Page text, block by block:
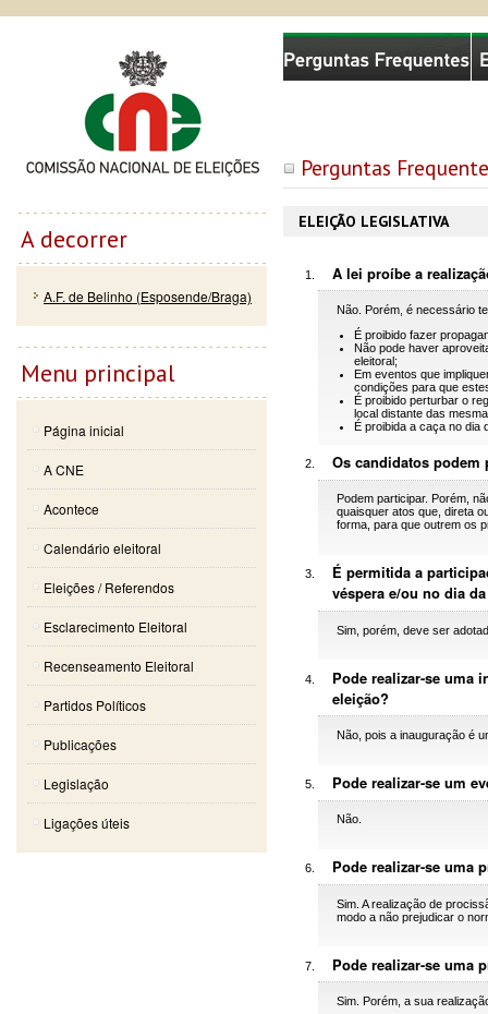
Perguntas
ELEIÇÃO LEGISLATIVA
A lei proíbe a
Não. Porém, é necessário
É proibido fazer
Não pode haver
eleitoral;
Em eventos que
condições para que
É proibido perturbar o
local distante das
É proibida a caça no dia
Os candidatos podem
Podem participar. Porém,
quaisquer atos que, direta
forma, para que outrem os
É permitida a
véspera e/ou no dia
Sim, porém, deve ser
Pode realizar-se uma
eleição?
Não, pois a inauguração é
Pode realizar-se um
Não.
Pode realizar-se uma
Sim. A realização de
modo a não prejudicar o
Pode realizar-se uma
Sim. Porém, a sua
Comissão Nacional de Eleições
A decorrer
A.F. de Belinho (Esposende/Braga)
Menu principal
Página inicial
A CNE
Acontece
Calendário eleitoral
Eleições / Referendos
Esclarecimento Eleitoral
Recenseamento Eleitoral
Partidos Políticos
Publicações
Legislação
Ligações úteis